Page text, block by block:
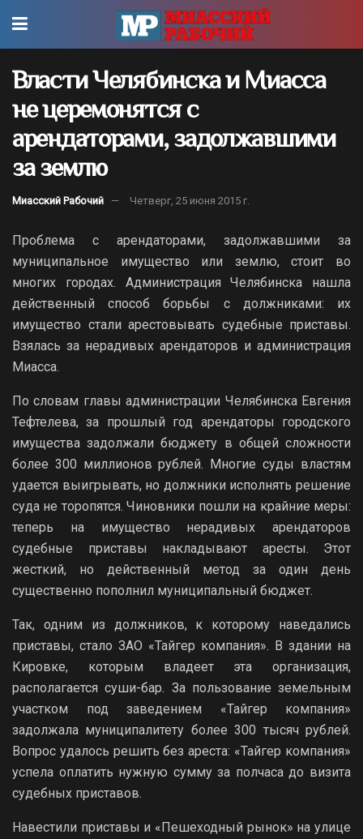
Власти Челябинска и Миасса
не церемонятся с
арендаторами, задолжавшими
за землю
Миасский Рабочий Четверг, 25 июня 2015 г.
Проблема с арендаторами, задолжавшими за
муниципальное имущество или землю, стоит во
многих городах. Администрация Челябинска нашла
действенный способ борьбы с должниками: их
имущество стали арестовывать судебные приставы.
Взялась за нерадивых арендаторов и администрация
Миасса.
По словам главы администрации Челябинска Евгения
Тефтелева, за прошлый год арендаторы городского
имущества задолжали бюджету в общей сложности
более 300 миллионов рублей. Многие суды властям
удается выигрывать, но должники исполнять решение
суда не торопятся. Чиновники пошли на крайние меры:
теперь на имущество нерадивых арендаторов
судебные приставы накладывают аресты. Этот
жесткий, но действенный метод за один день
существенно пополнил муниципальный бюджет.
Так, одним из должников, к которому наведались
приставы, стало ЗАО «Тайгер компания». В здании на
Кировке, которым владеет эта организация,
располагается суши-бар. За пользование земельным
участком под заведением «Тайгер компания»
задолжала муниципалитету более 300 тысяч рублей.
Вопрос удалось решить без ареста: «Тайгер компания»
успела оплатить нужную сумму за полчаса до визита
судебных приставов.
Навестили приставы и «Пешеходный рынок» на улице